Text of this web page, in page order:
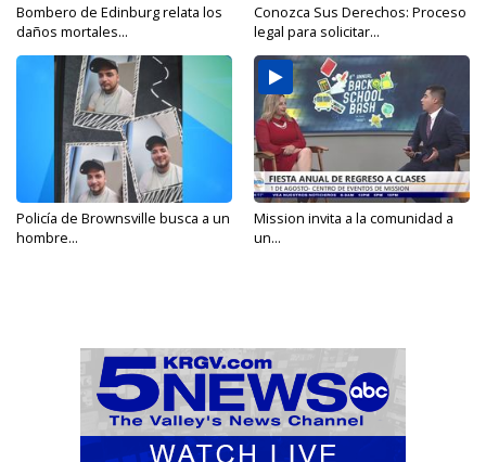
Bombero de Edinburg relata los
daños mortales...
Conozca Sus Derechos: Proceso
legal para solicitar...
Policía de Brownsville busca a un
hombre...
Mission invita a la comunidad a
un...